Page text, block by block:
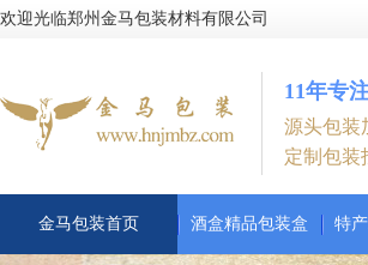
欢迎光临郑州金马包装材料有限公司
11年专
源头包装
定制包装
金马包装首页 酒盒精品包装盒 特